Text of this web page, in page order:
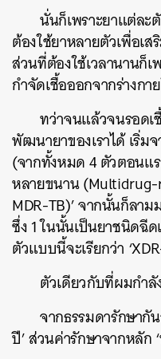
นั่นก็เพราะยาแต่ล
ต้องใช้ยาหลายตัวเพื่อเ
ส่วนที่ต้องใช้เวลานานก็เ
กำจัดเชื้อออกจากร่างก
ทว่าจนแล้วจนรอด
พัฒนายาของเราได้ เริ่
(จากทั้งหมด 4 ตัวตอนแ
หลายขนาน (Multidrug-
MDR-TB)’ จากนั้นก็ลาม
ซึ่ง 1 ในนั้นเป็นยาชนิดฉี
ตัวแบบนี้จะเรียกว่า
ตัวเดียวกับที่ผมกำ
จากธรรมดารักษากั
ปี’ ส่วนค่ารักษาจากหลัก